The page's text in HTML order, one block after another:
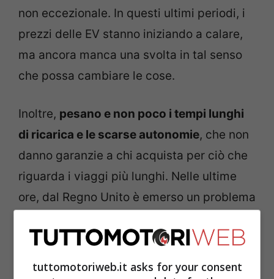
non eccezionale. In questi ultimi periodi, i
prezzi delle EV stanno iniziando a calare,
ma ancora manca una svolta in tal senso
che possa cambiare le cose.
Inoltre, pesano e non poco i tempi lunghi
di ricarica e le scarse autonomie, che non
danno garanzie a chi acquista per ciò che
riguarda i viaggi più lunghi. Nelle ultime
ore, dal Regno Unito è emerso un problema
incidenti, con le vetture ad emissioni zero
che possono essere molto problematiche
tuttomotoriweb.it asks for your consent